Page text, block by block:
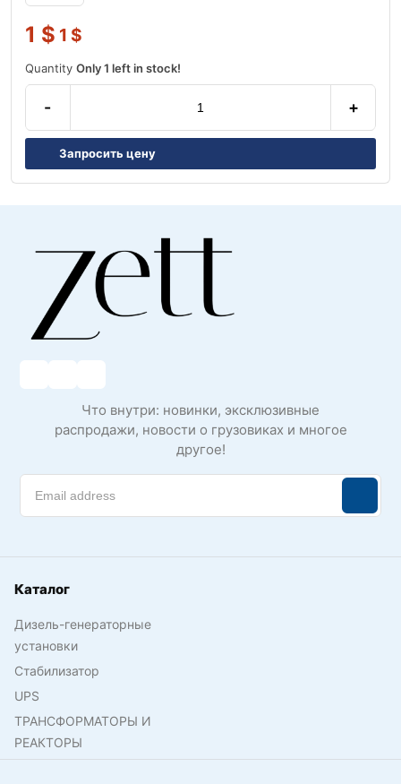
1 $ 1 $
Quantity Only 1 left in stock!
- +
Запросить цену
Что внутри: новинки, эксклюзивные
распродажи, новости о грузовиках и многое
другое!
Каталог
Дизель-генераторные
установки
Стабилизатор
UPS
ТРАНСФОРМАТОРЫ И
РЕАКТОРЫ